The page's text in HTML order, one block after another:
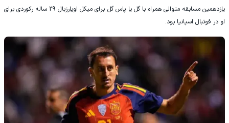
یازدهمین مسابقه متوالی همراه با گل یا پاس گل برای میکل اویارزبال 29 ساله رکوردی برای
او در فوتبال اسپانیا بود.